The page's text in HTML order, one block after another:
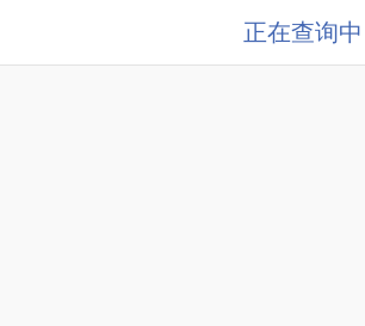
正在查询中